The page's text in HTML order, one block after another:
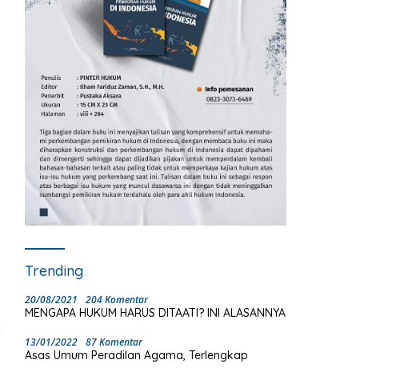
Trending
20/08/2021 204 Komentar
MENGAPA HUKUM HARUS DITAATI? INI ALASANNYA
13/01/2022 87 Komentar
Asas Umum Peradilan Agama, Terlengkap